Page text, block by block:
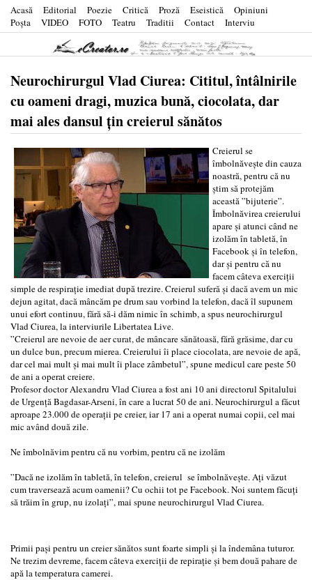
Acasă Editorial Poezie Critică Proză Eseistică
Opiniuni
Poşta
VIDEO FOTO Teatru Traditii Contact Interviu
Neurochirurgul Vlad Ciurea: Cititul, întâlnirile
cu oameni dragi, muzica bună, ciocolata, dar
mai ales dansul țin creierul sănătos
Creierul se
îmbolnăvește din cauza
noastră, pentru că nu
știm să protejăm
această ”bijuterie”.
Îmbolnăvirea creierului
apare și atunci când ne
izolăm în tabletă, în
Facebook și în telefon,
dar și pentru că nu
facem câteva exerciții
simple de respirație imediat după trezire. Creierul suferă și dacă avem un mic
dejun agitat, dacă mâncăm pe drum sau vorbind la telefon, dacă îl supunem
unui efort continuu, fără să-i dăm nimic în schimb, a spus neurochirurgul
Vlad Ciurea, la interviurile Libertatea Live.
”Creierul are nevoie de aer curat, de mâncare sănătoasă, fără grăsime, dar cu
un dulce bun, precum mierea. Creierului îi place ciocolata, are nevoie de apă,
dar cel mai mult și mai mult îi place zâmbetul”, spune medicul care peste 50
de ani a operat creiere.
Profesor doctor Alexandru Vlad Ciurea a fost ani 10 ani directorul Spitalului
de Urgență Bagdasar-Arseni, în care a lucrat 50 de ani. Neurochirurgul a făcut
aproape 23.000 de operații pe creier, iar 17 ani a operat numai copii, cel mai
mic având două zile.
Ne îmbolnăvim pentru că nu vorbim, pentru că ne izolăm
”Dacă ne izolăm în tabletă, în telefon, creierul se îmbolnăvește. Ați văzut
cum traversează acum oamenii? Cu ochii tot pe Facebook. Noi suntem făcuți
să trăim în grup, nu izolați”, mai spune neurochirurgul Vlad Ciurea.
Primii pași pentru un creier sănătos sunt foarte simpli și la îndemâna tuturor.
Ne trezim devreme, facem câteva exerciții de repirație și bem două pahare de
apă la temperatura camerei.